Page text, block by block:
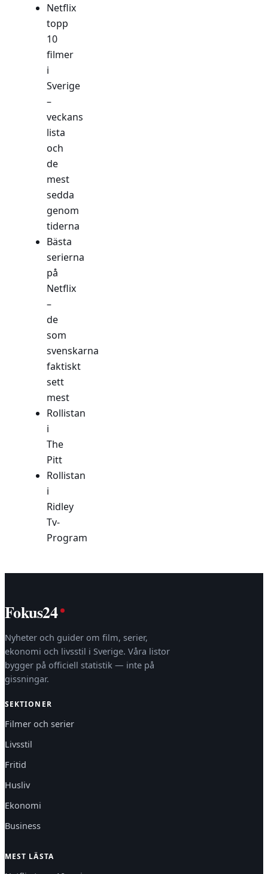
Netflix
topp
10
filmer
i
Sverige
–
veckans
lista
och
de
mest
sedda
genom
tiderna
Bästa
serierna
på
Netflix
–
de
som
svenskarna
faktiskt
sett
mest
Rollistan
i
The
Pitt
Rollistan
i
Ridley
Tv-
Program
Fokus24
Nyheter och guider om film, serier,
ekonomi och livsstil i Sverige. Våra listor
bygger på officiell statistik — inte på
gissningar.
SEKTIONER
Filmer och serier
Livsstil
Fritid
Husliv
Ekonomi
Business
MEST LÄSTA